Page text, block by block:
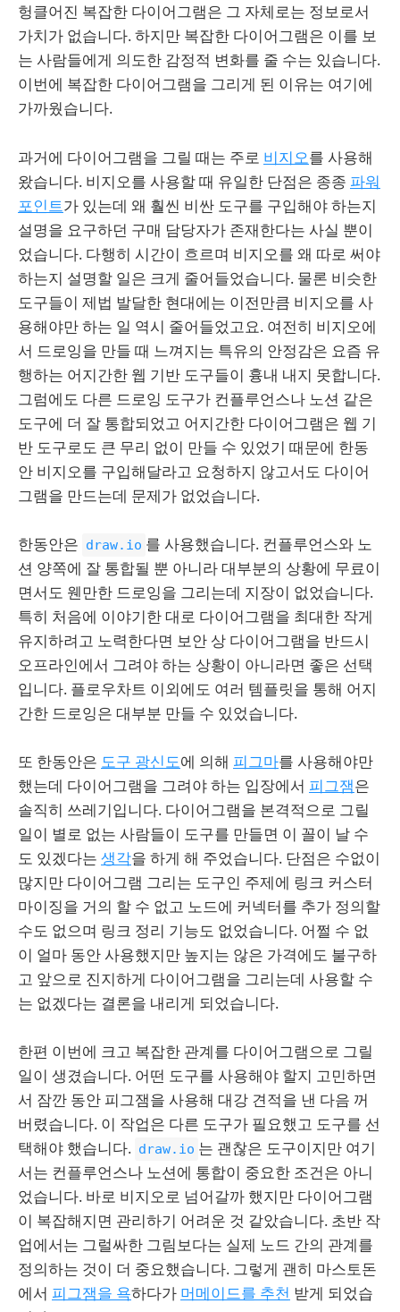
헝클어진 복잡한 다이어그램은 그 자체로는 정보로서
가치가 없습니다. 하지만 복잡한 다이어그램은 이를 보
는 사람들에게 의도한 감정적 변화를 줄 수는 있습니다.
이번에 복잡한 다이어그램을 그리게 된 이유는 여기에
가까웠습니다.
과거에 다이어그램을 그릴 때는 주로 비지오를 사용해
왔습니다. 비지오를 사용할 때 유일한 단점은 종종 파워
포인트가 있는데 왜 훨씬 비싼 도구를 구입해야 하는지
설명을 요구하던 구매 담당자가 존재한다는 사실 뿐이
었습니다. 다행히 시간이 흐르며 비지오를 왜 따로 써야
하는지 설명할 일은 크게 줄어들었습니다. 물론 비슷한
도구들이 제법 발달한 현대에는 이전만큼 비지오를 사
용해야만 하는 일 역시 줄어들었고요. 여전히 비지오에
서 드로잉을 만들 때 느껴지는 특유의 안정감은 요즘 유
행하는 어지간한 웹 기반 도구들이 흉내 내지 못합니다.
그럼에도 다른 드로잉 도구가 컨플루언스나 노션 같은
도구에 더 잘 통합되었고 어지간한 다이어그램은 웹 기
반 도구로도 큰 무리 없이 만들 수 있었기 때문에 한동
안 비지오를 구입해달라고 요청하지 않고서도 다이어
그램을 만드는데 문제가 없었습니다.
한동안은 draw.io 를 사용했습니다. 컨플루언스와 노
션 양쪽에 잘 통합될 뿐 아니라 대부분의 상황에 무료이
면서도 웬만한 드로잉을 그리는데 지장이 없었습니다.
특히 처음에 이야기한 대로 다이어그램을 최대한 작게
유지하려고 노력한다면 보안 상 다이어그램을 반드시
오프라인에서 그려야 하는 상황이 아니라면 좋은 선택
입니다. 플로우차트 이외에도 여러 템플릿을 통해 어지
간한 드로잉은 대부분 만들 수 있었습니다.
또 한동안은 도구 광신도에 의해 피그마를 사용해야만
했는데 다이어그램을 그려야 하는 입장에서 피그잼은
솔직히 쓰레기입니다. 다이어그램을 본격적으로 그릴
일이 별로 없는 사람들이 도구를 만들면 이 꼴이 날 수
도 있겠다는 생각을 하게 해 주었습니다. 단점은 수없이
많지만 다이어그램 그리는 도구인 주제에 링크 커스터
마이징을 거의 할 수 없고 노드에 커넥터를 추가 정의할
수도 없으며 링크 정리 기능도 없었습니다. 어쩔 수 없
이 얼마 동안 사용했지만 높지는 않은 가격에도 불구하
고 앞으로 진지하게 다이어그램을 그리는데 사용할 수
는 없겠다는 결론을 내리게 되었습니다.
한편 이번에 크고 복잡한 관계를 다이어그램으로 그릴
일이 생겼습니다. 어떤 도구를 사용해야 할지 고민하면
서 잠깐 동안 피그잼을 사용해 대강 견적을 낸 다음 꺼
버렸습니다. 이 작업은 다른 도구가 필요했고 도구를 선
택해야 했습니다. draw.io 는 괜찮은 도구이지만 여기
서는 컨플루언스나 노션에 통합이 중요한 조건은 아니
었습니다. 바로 비지오로 넘어갈까 했지만 다이어그램
이 복잡해지면 관리하기 어려운 것 같았습니다. 초반 작
업에서는 그럴싸한 그림보다는 실제 노드 간의 관계를
정의하는 것이 더 중요했습니다. 그렇게 괜히 마스토돈
에서 피그잼을 욕하다가 머메이드를 추천 받게 되었습